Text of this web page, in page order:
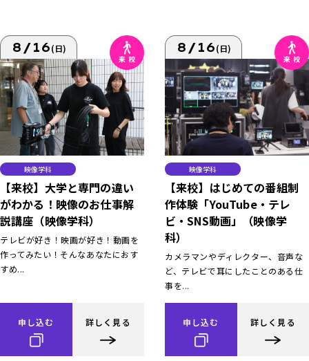
8/16(日)
映像学科
【来校】大学と専門の違い
がわかる！映像のお仕事解
説講座（映像学科）
テレビが好き！映画が好き！動画を
作ってみたい！そんなあなたにおす
すめ...
申し込む 詳しく見る
8/16(日)
映像学科
【来校】はじめての番組制
作体験「YouTube・テレ
ビ・SNS動画」（映像学
科）
カメラマンやディレクター、音声な
ど、テレビで耳にしたことのある仕
事を...
申し込む 詳しく見る